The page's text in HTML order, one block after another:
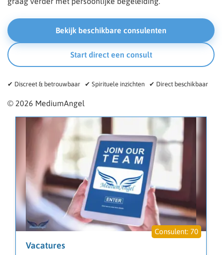
Bekijk beschikbare consulenten
Start direct een consult
✔ Discreet & betrouwbaar ✔ Spirituele inzichten ✔ Direct beschikbaar
© 2026 MediumAngel
70
Vacatures